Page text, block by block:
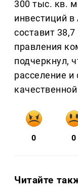
300 тыс. кв.
инвестиций в
составит
правления
подчеркнул,
расселение и
0 0
Читайте